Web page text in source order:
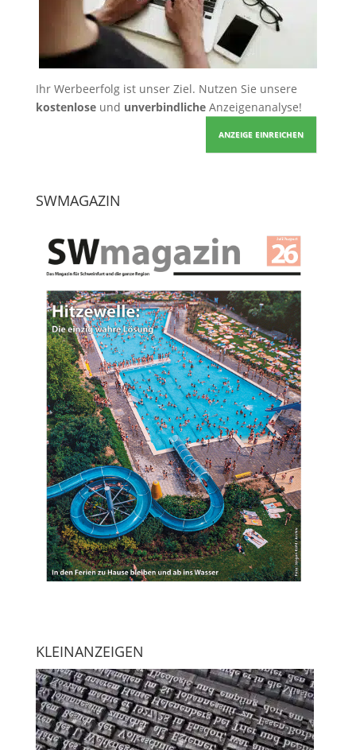
Ihr Werbeerfolg ist unser Ziel. Nutzen Sie unsere
kostenloseund unverbindlicheAnzeigenanalyse!
ANZEIGE EINREICHEN
SWMAGAZIN
KLEINANZEIGEN